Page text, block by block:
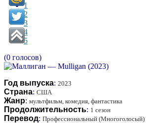
1
2
3
4
5
(0 голосов)
Год выпуска: 2023
Страна: США
Жанр: мультфильм, комедия, фантастика
Продолжительность: 1 сезон
Перевод: Профессиональный (Многоголосый)